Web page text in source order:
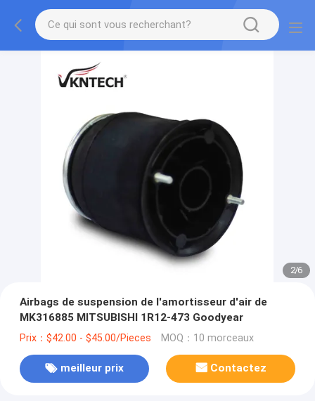
2/6
Airbags de suspension de l'amortisseur d'air de
MK316885 MITSUBISHI 1R12-473 Goodyear
Prix：$42.00 - $45.00/Pieces MOQ：10 morceaux
meilleur prix Contactez